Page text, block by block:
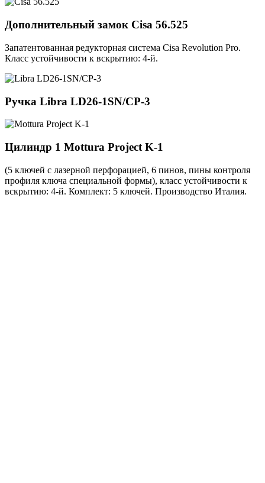
Дополнительный замок Cisa 56.525
Запатентованная редукторная система Cisa Revolution Pro.
Класс устойчивости к вскрытию: 4-й.
Ручка Libra LD26-1SN/CP-3
Цилиндр 1 Mottura Project K-1
(5 ключей с лазерной перфорацией, 6 пинов, пины контроля
профиля ключа специальной формы), класс устойчивости к
вскрытию: 4-й. Комплект: 5 ключей. Производство Италия.